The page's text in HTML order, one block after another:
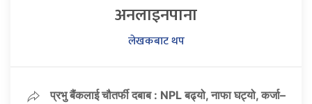
अनलाइनपाना
लेखकबाट थप
प्रभु बैंकलाई चौतर्फी दबाब : NPL बढ्यो, नाफा घट्यो, कर्जा–